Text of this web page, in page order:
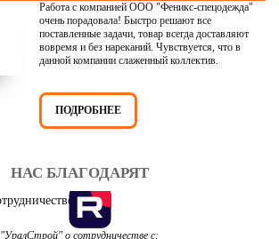
Работа с компанией ООО "Феникс-спецодежда"
очень порадовала! Быстро решают все
поставленные задачи, товар всегда доставляют
вовремя и без нареканий. Чувствуется, что в
данной компании слаженный коллектив.
ПОДРОБНЕЕ
НАС БЛАГОДАРЯТ
"УралСтрой" о сотрудничестве с: